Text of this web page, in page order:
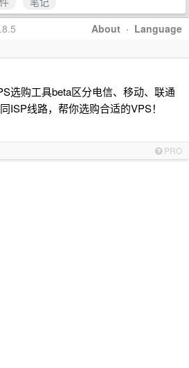
About · Language
选购工具beta区分电信、移动、联通
ISP线路，帮你选购合适的VPS！
PRO